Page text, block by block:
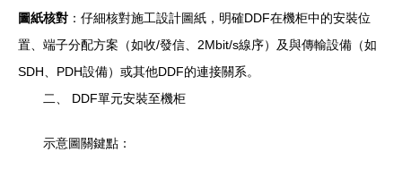
圖紙核對 ：仔細核對施工設計圖紙，明確DDF在機柜中的安裝位
置、端子分配方案（如收/發信、2Mbit/s線序）及與傳輸設備（如
SDH、PDH設備）或其他DDF的連接關系。
二、 DDF單元安裝至機柜
示意圖關鍵點：